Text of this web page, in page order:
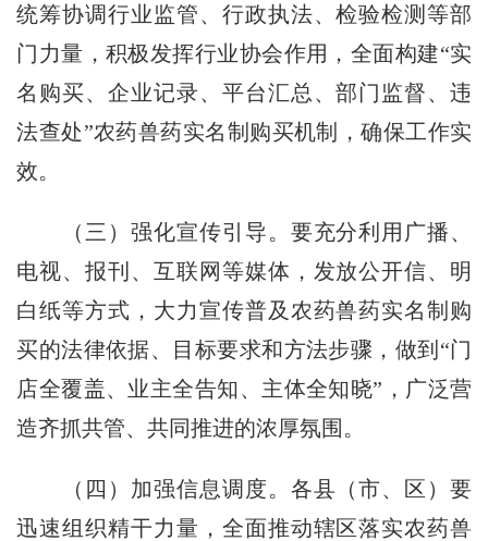
统筹协调行业监管、行政执法、检验检测等部
门力量，积极发挥行业协会作用，全面构建“实
名购买、企业记录、平台汇总、部门监督、违
法查处”农药兽药实名制购买机制，确保工作实
效。
（三）强化宣传引导。 要充分利用广播、
电视、报刊、互联网等媒体，发放公开信、明
白纸等方式，大力宣传普及农药兽药实名制购
买的法律依据、目标要求和方法步骤，做到“门
店全覆盖、业主全告知、主体全知晓”，广泛营
造齐抓共管、共同推进的浓厚氛围。
（四）加强信息调度。 各县（市、区）要
迅速组织精干力量，全面推动辖区落实农药兽